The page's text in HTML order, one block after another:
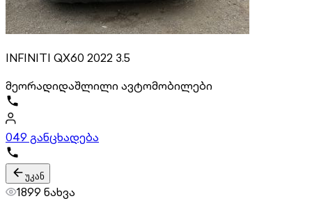
INFINITI QX60 2022 3.5
მეორადიდაშლილი ავტომობილები
049 განცხადება
უკან
1899 ნახვა